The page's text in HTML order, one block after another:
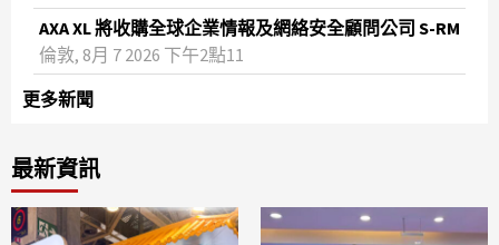
AXA XL 將收購全球企業情報及網絡安全顧問公司 S-RM
倫敦, 8月 7 2026 下午2點11
更多新聞
最新資訊